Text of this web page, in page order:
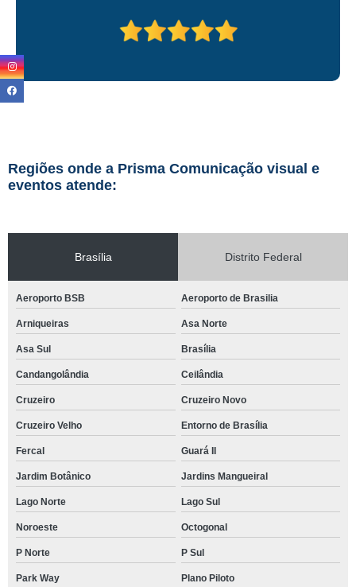
Regiões onde a Prisma Comunicação visual e
eventos atende:
Brasília Distrito Federal
Aeroporto BSB Aeroporto de Brasilia
Arniqueiras Asa Norte
Asa Sul Brasília
Candangolândia Ceilândia
Cruzeiro Cruzeiro Novo
Cruzeiro Velho Entorno de Brasília
Fercal Guará II
Jardim Botânico Jardins Mangueiral
Lago Norte Lago Sul
Noroeste Octogonal
P Norte P Sul
Park Way Plano Piloto